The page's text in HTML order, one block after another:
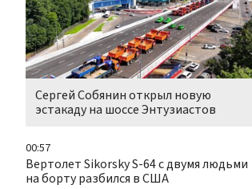
Сергей Собянин открыл новую
эстакаду на шоссе Энтузиастов
00:57
Вертолет Sikorsky S-64 с двумя людьми
на борту разбился в США